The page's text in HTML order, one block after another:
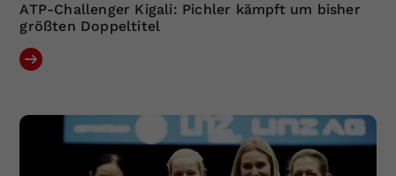
ATP-Challenger Kigali: Pichler kämpft um bisher
größten Doppeltitel